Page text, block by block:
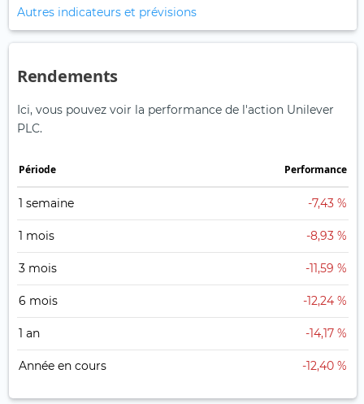
Autres indicateurs et prévisions
Rendements
Ici, vous pouvez voir la performance de l'action Unilever
PLC.
Période Performance
1 semaine -7,43 %
1 mois -8,93 %
3 mois -11,59 %
6 mois -12,24 %
1 an -14,17 %
Année en cours -12,40 %